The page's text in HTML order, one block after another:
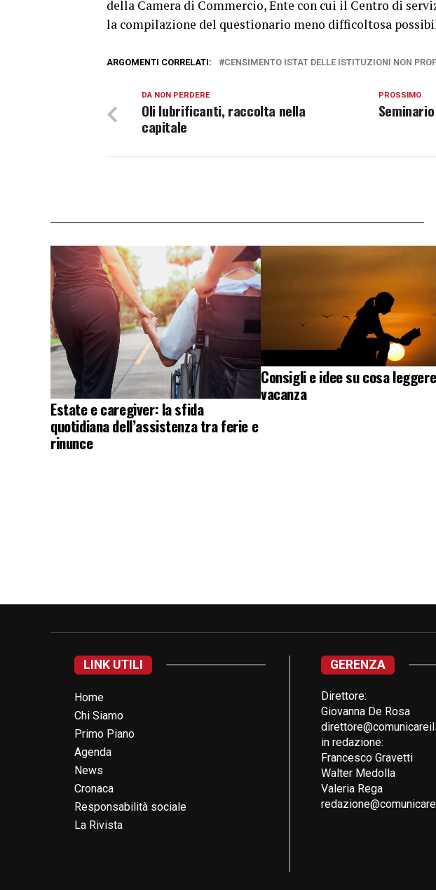
della Camera di Commercio, Ente con cui il Centro di
la compilazione del questionario meno difficoltosa
ARGOMENTI CORRELATI: CENSIMENTO ISTAT DELLE ISTITUZIONI NON
PROSSIMO
DA NON PERDERE
Oli lubrificanti, raccolta nella
capitale
Estate e caregiver: la sfida
quotidiana dell’assistenza tra ferie e
rinunce
Consigli e idee su cosa
vacanza
LINK UTILI
Home
Chi Siamo
Primo Piano
Agenda
News
Cronaca
Responsabilità sociale
La Rivista
GERENZA
Direttore:
Giovanna De Rosa
in redazione:
Francesco Gravetti
Walter Medolla
Valeria Rega